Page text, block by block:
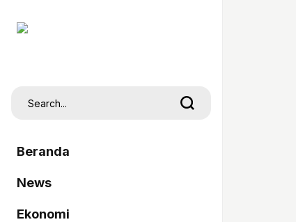
Beranda
News
Ekonomi